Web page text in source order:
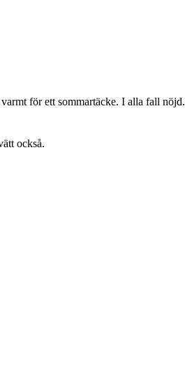
för ett sommartäcke. I alla fall nöjd.
också.